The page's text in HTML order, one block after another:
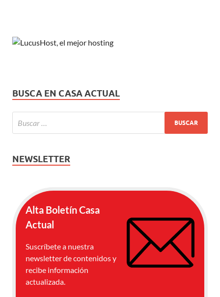
BUSCA EN CASA ACTUAL
NEWSLETTER
Alta Boletín Casa
Actual
Suscríbete a nuestra
newsletter de contenidos y
recibe información
actualizada.